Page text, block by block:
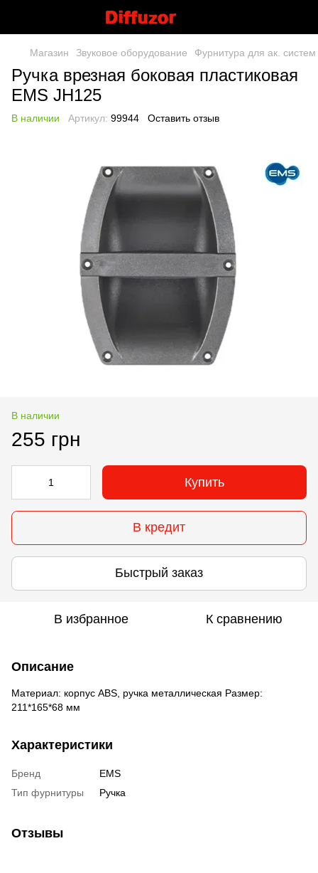
Магазин Звуковое оборудование Фурнитура для ак. систем
Ручка врезная боковая пластиковая
EMS JH125
В наличии Артикул: 99944 Оставить отзыв
В наличии
255 грн
Купить
В кредит
Быстрый заказ
В избранное К сравнению
Описание
Материал: корпус ABS, ручка металлическая Размер:
211*165*68 мм
Характеристики
Бренд
EMS
Тип фурнитуры
Ручка
Отзывы